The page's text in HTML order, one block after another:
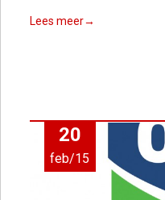
Lees meer→
20
feb/15